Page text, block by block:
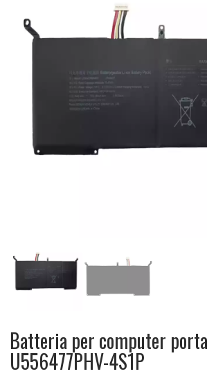
Batteria per computer
U556477PHV-4S1P